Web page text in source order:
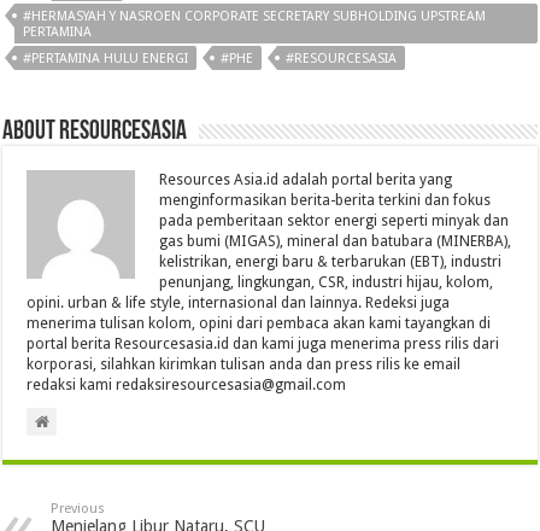
#HERMASYAH Y NASROEN CORPORATE SECRETARY SUBHOLDING UPSTREAM
PERTAMINA
#PERTAMINA HULU ENERGI
#PHE #RESOURCESASIA
About Resourcesasia
Resources Asia.id adalah portal berita yang
menginformasikan berita-berita terkini dan fokus
pada pemberitaan sektor energi seperti minyak dan
gas bumi (MIGAS), mineral dan batubara (MINERBA),
kelistrikan, energi baru & terbarukan (EBT), industri
penunjang, lingkungan, CSR, industri hijau, kolom,
opini. urban & life style, internasional dan lainnya. Redeksi juga
menerima tulisan kolom, opini dari pembaca akan kami tayangkan di
portal berita Resourcesasia.id dan kami juga menerima press rilis dari
korporasi, silahkan kirimkan tulisan anda dan press rilis ke email
redaksi kami redaksiresourcesasia@gmail.com
Previous
Menjelang Libur Nataru, SCU